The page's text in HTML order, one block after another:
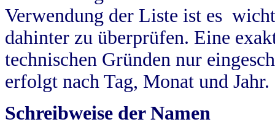
Verwendung der Liste ist es
dahinter zu überprüfen. Eine
technischen Gründen nur
erfolgt nach Tag, Monat und Jahr.
Schreibweise der Namen